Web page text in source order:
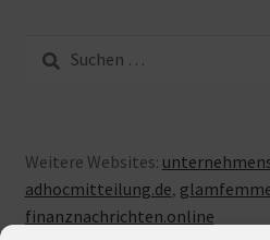
nach:
Weitere Websites:
adhocmitteilung.de,
finanznachrichten.online